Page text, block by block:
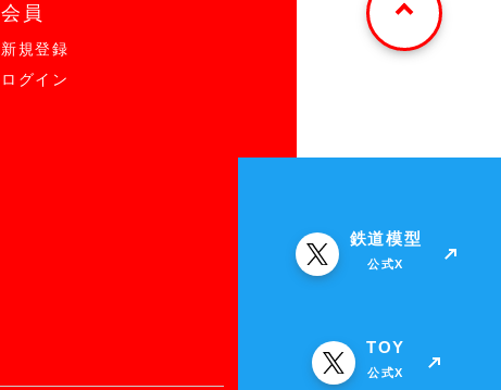
会員
新規登録
ログイン
鉄道模型
公式X
TOY
公式X